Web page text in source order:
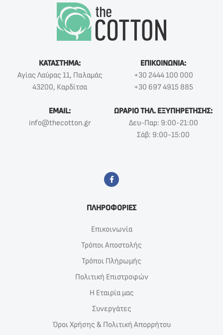
ΚΑΤΑΣΤΗΜΑ:
Αγίας Λαύρας 11, Παλαμάς
43200, Καρδίτσα
ΕΠΙΚΟΙΝΩΝΙΑ:
+30 2444 100 000
+30 697 4915 885
EMAIL:
info@thecotton.gr
ΩΡΑΡΙΟ ΤΗΛ. ΕΞΥΠΗΡΕΤΗΣΗΣ:
Δευ-Παρ: 9:00-21:00
Σάβ: 9:00-15:00
ΠΛΗΡΟΦΟΡΙΕΣ
Επικοινωνία
Τρόποι Αποστολής
Τρόποι Πλήρωμής
Πολιτική Επιστροφών
Η Εταιρία μας
Συνεργάτες
Όροι Χρήσης & Πολιτική Απορρήτου